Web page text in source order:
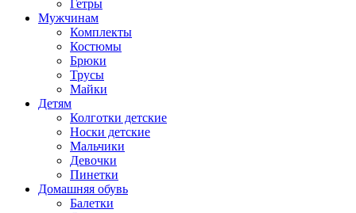
Гетры
Мужчинам
Комплекты
Костюмы
Брюки
Трусы
Майки
Детям
Колготки детские
Носки детские
Мальчики
Девочки
Пинетки
Домашняя обувь
Балетки